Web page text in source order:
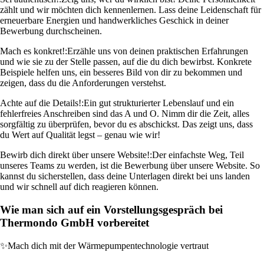
zählt und wir möchten dich kennenlernen. Lass deine Leidenschaft für
erneuerbare Energien und handwerkliches Geschick in deiner
Bewerbung durchscheinen.
Mach es konkret!:Erzähle uns von deinen praktischen Erfahrungen
und wie sie zu der Stelle passen, auf die du dich bewirbst. Konkrete
Beispiele helfen uns, ein besseres Bild von dir zu bekommen und
zeigen, dass du die Anforderungen verstehst.
Achte auf die Details!:Ein gut strukturierter Lebenslauf und ein
fehlerfreies Anschreiben sind das A und O. Nimm dir die Zeit, alles
sorgfältig zu überprüfen, bevor du es abschickst. Das zeigt uns, dass
du Wert auf Qualität legst – genau wie wir!
Bewirb dich direkt über unsere Website!:Der einfachste Weg, Teil
unseres Teams zu werden, ist die Bewerbung über unsere Website. So
kannst du sicherstellen, dass deine Unterlagen direkt bei uns landen
und wir schnell auf dich reagieren können.
Wie man sich auf ein Vorstellungsgespräch bei
Thermondo GmbH vorbereitet
✨Mach dich mit der Wärmepumpentechnologie vertraut